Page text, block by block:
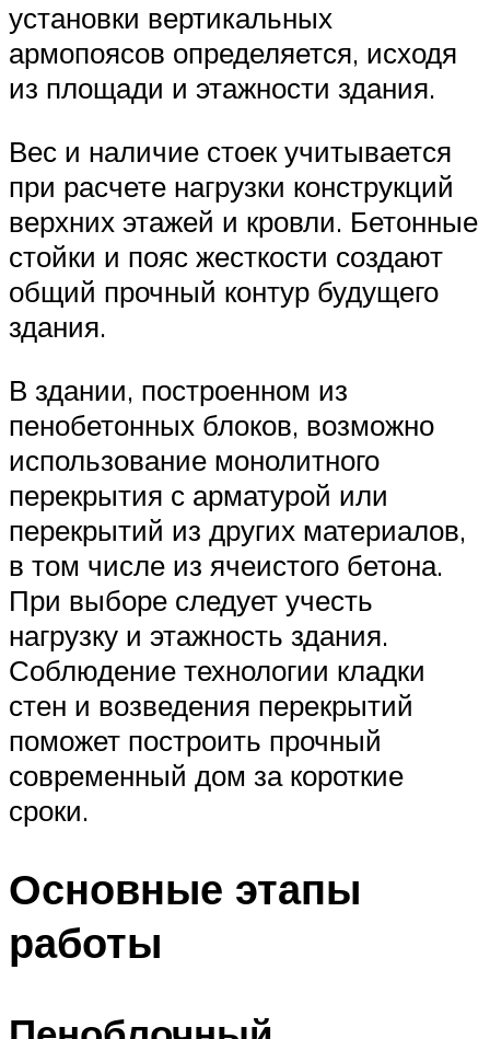
установки вертикальных
армопоясов определяется, исходя
из площади и этажности здания.
Вес и наличие стоек учитывается
при расчете нагрузки конструкций
верхних этажей и кровли. Бетонные
стойки и пояс жесткости создают
общий прочный контур будущего
здания.
В здании, построенном из
пенобетонных блоков, возможно
использование монолитного
перекрытия с арматурой или
перекрытий из других материалов,
в том числе из ячеистого бетона.
При выборе следует учесть
нагрузку и этажность здания.
Соблюдение технологии кладки
стен и возведения перекрытий
поможет построить прочный
современный дом за короткие
сроки.
Основные этапы
работы